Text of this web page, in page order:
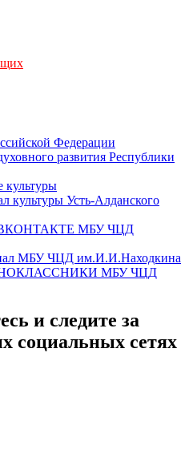
и следите за
социальных сетях